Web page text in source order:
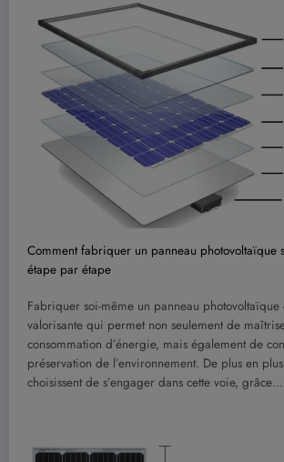
Comment fabriquer un panneau photovoltaïque
étape par étape
Fabriquer soi-même un panneau photovoltaïque
valorisante qui permet non seulement de
consommation d’énergie, mais également de
préservation de l’environnement. De plus en
choisissent de s’engager dans cette voie, grâce…